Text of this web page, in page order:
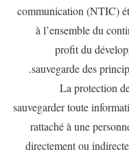
communication (NTIC)
à l’ensemble du
profit du
sauvegarde des
La protection
sauvegarder toute
rattaché à une
directement ou